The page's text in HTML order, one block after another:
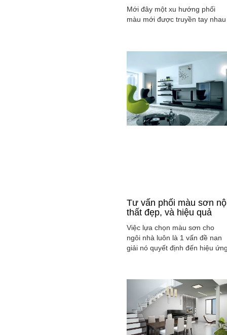
Mới đây một xu hướng phối
màu mới được truyền tay nhau
Ombre, cách phối màu sắc tinh
tế sao cho màu sắc chuyển
từ tông nhạt sang đậm, từ
sang tối hay ngược lại. Cùng
tìm hiểu phong các này qua
việc ...
Tư vấn phối màu sơn
thất đẹp, và hiệu quả
Việc lựa chọn màu sơn cho
ngôi nhà luôn là 1 vấn đề nan
giải nó quyết định đến hiệu
của gia đình bạn.